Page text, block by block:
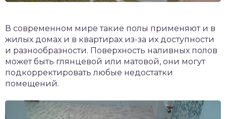
В современном мире такие полы применяют и в
жилых домах и в квартирах из-за их доступности
и разнообразности. Поверхность наливных полов
может быть глянцевой или матовой, они могут
подкорректировать любые недостатки
помещений.